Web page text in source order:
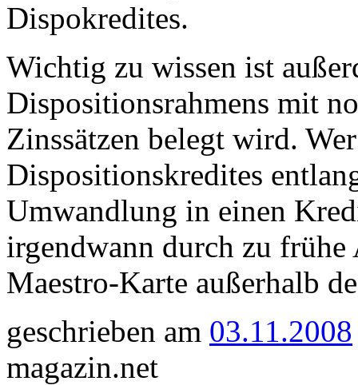
Dispokredites.
Wichtig zu wissen ist
Dispositionsrahmens mit
Zinssätzen belegt wird.
Dispositionskredites
Umwandlung in einen
irgendwann durch zu
Maestro-Karte außerhalb
geschrieben am 03.11.2008
magazin.net